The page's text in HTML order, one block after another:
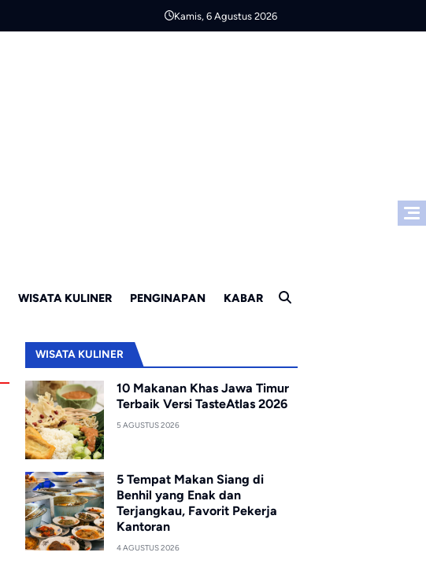
Kamis, 6 Agustus 2026
WISATA KULINER PENGINAPAN KABAR
WISATA KULINER
10 Makanan Khas Jawa Timur
Terbaik Versi TasteAtlas 2026
5 AGUSTUS 2026
5 Tempat Makan Siang di
Benhil yang Enak dan
Terjangkau, Favorit Pekerja
Kantoran
4 AGUSTUS 2026